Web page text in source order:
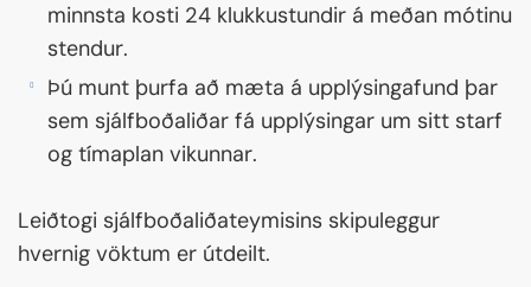
minnsta kosti 24 klukkustundir á meðan mótinu
stendur.
Þú munt þurfa að mæta á upplýsingafund þar
sem sjálfboðaliðar fá upplýsingar um sitt starf
og tímaplan vikunnar.
Leiðtogi sjálfboðaliðateymisins skipuleggur
hvernig vöktum er útdeilt.